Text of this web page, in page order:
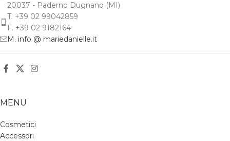
20037 - Paderno Dugnano (MI)
T. +39 02 99042859
F. +39 02 9182164
M. info @ mariedanielle.it
MENU
Cosmetici
Accessori